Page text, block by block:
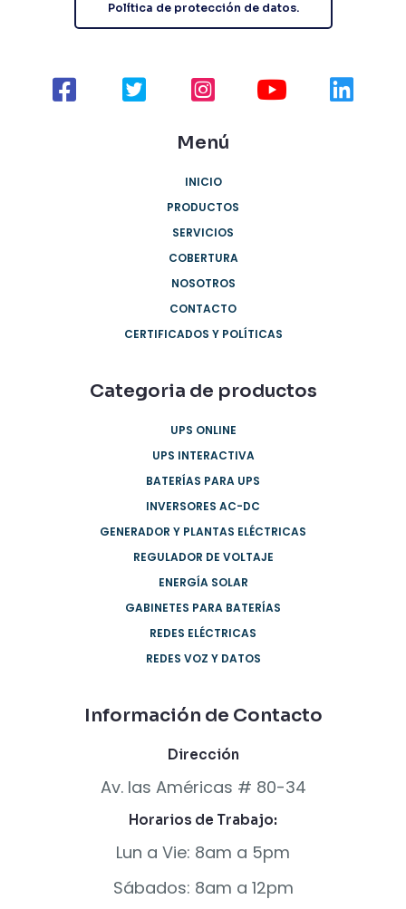
Política de protección de datos.
Menú
INICIO
PRODUCTOS
SERVICIOS
COBERTURA
NOSOTROS
CONTACTO
CERTIFICADOS Y POLÍTICAS
Categoria de productos
UPS ONLINE
UPS INTERACTIVA
BATERÍAS PARA UPS
INVERSORES AC-DC
GENERADOR Y PLANTAS ELÉCTRICAS
REGULADOR DE VOLTAJE
ENERGÍA SOLAR
GABINETES PARA BATERÍAS
REDES ELÉCTRICAS
REDES VOZ Y DATOS
Información de Contacto
Dirección
Av. las Américas # 80-34
Horarios de Trabajo:
Lun a Vie: 8am a 5pm
Sábados: 8am a 12pm